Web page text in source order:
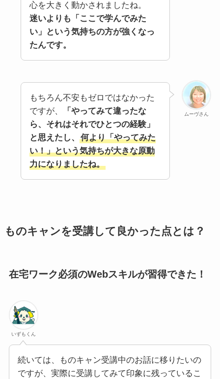
心を大きく動かされましたね。
迷いよりも「ここで学んでみた
い」という気持ちの方が強くなっ
たんです。
ムーヴさん
もちろん不安もゼロではなかった
ですが、
「やってみて違ったな
ら、それはそれでひとつの経験」
と思えたし、
何より「やってみた
い！」という気持ちが大きな原動
力になりましたね。
ものキャンを受講して良かった点とは？
在宅ワーク必須のWebスキルが習得できた！
いずもくん
続いては、ものキャン受講中のお話に移りたいの
ですが、実際に受講してみて印象に残っているこ